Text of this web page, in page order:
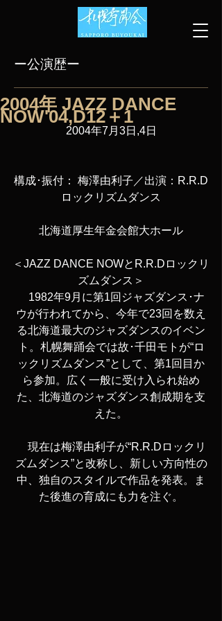
ー公演歴ー
2004年 JAZZ DANCE
NOW'04,D12＋1
2004年7月3日,4日
構成･振付： 梅澤由利子／出演：R.R.D
ロックリズムダンス
北海道厚生年金会館大ホール
＜JAZZ DANCE NOWとR.R.Dロックリ
ズムダンス＞
1982年9月に第1回ジャズダンス･ナ
ウが行われてから、今年で23回を数え
る北海道最大のジャズダンスのイベン
ト。札幌舞踊会では故･千田モトが“ロ
ックリズムダンス”として、第1回目か
ら参加。広く一般に受け入られ始め
た、北海道のジャズダンス創成期を支
えた。
現在は梅澤由利子が“R.R.Dロックリ
ズムダンス”と改称し、新しい方向性の
中、独自のスタイルで作品を発表。ま
た後進の育成にも力を注ぐ。